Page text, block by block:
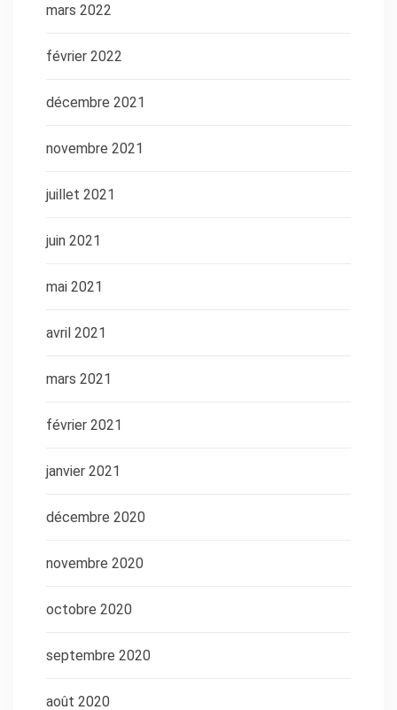
mars 2022
février 2022
décembre 2021
novembre 2021
juillet 2021
juin 2021
mai 2021
avril 2021
mars 2021
février 2021
janvier 2021
décembre 2020
novembre 2020
octobre 2020
septembre 2020
août 2020